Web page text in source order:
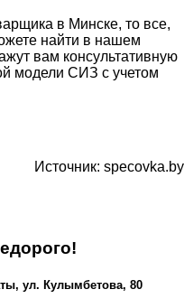
в Минске, то все,
найти в нашем
вам консультативную
модели СИЗ с учетом
Источник: specovka.by
ул. Кулымбетова, 80